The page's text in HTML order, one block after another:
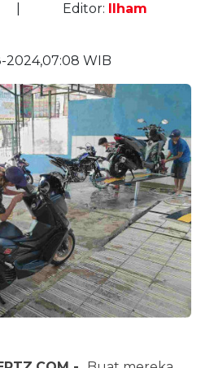
Editor: Ilham
2024,07:08 WIB